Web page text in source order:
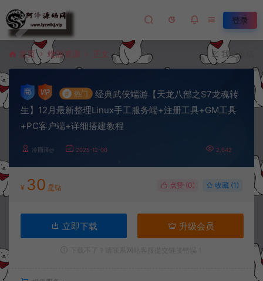
登录
首页 端游资源 正文 我要投稿
# 热门
经典武侠端游【天龙八部之S7龙魂转
生】12月最新整理Linux手工服务端+注册工具+GM工具
+PC客户端+详细搭建教程
冷雨泽ღ 2025-12-08 2,642
¥ 30 星钻 点赞 (0) 收藏 (1)
立即下载 升级会员